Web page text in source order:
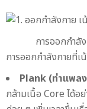
การออกกำลั
การออกกำลังกายที่เ
Plank (ท่าแพล
กล้ามเนื้อ Core ได้อ